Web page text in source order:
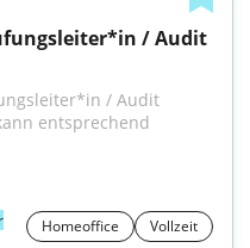
/ Audit
/ Audit
entsprechend
Homeoffice Vollzeit